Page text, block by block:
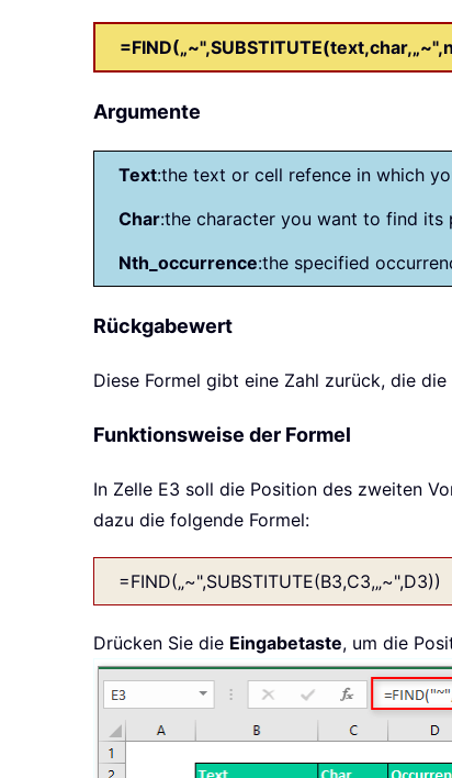
Argumente
Text:the text or cell refence in which
Char:the character you want to find its
Nth_occurrence:the specified
Rückgabewert
Diese Formel gibt eine Zahl zurück, die
Funktionsweise der Formel
In Zelle E3 soll die Position des zweiten
dazu die folgende Formel:
=FIND(„~",SUBSTITUTE(B3,C3,„~",D3))
Drücken Sie die Eingabetaste, um die